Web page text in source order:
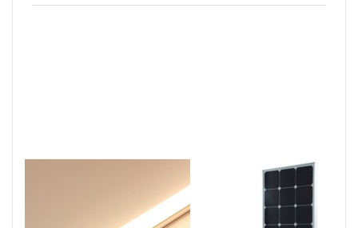
Solarmodul Sun
Peak SPR